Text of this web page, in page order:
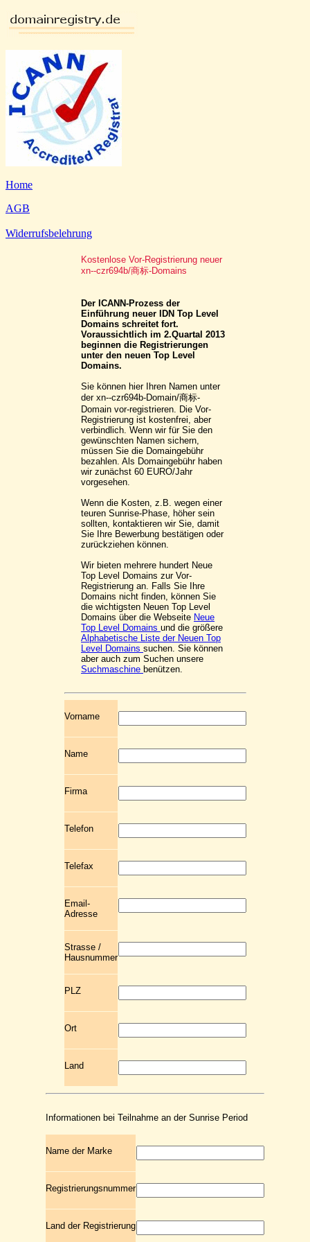
Home
AGB
Widerrufsbelehrung
Kostenlose Vor-Registrierung neuer
xn--czr694b/商标-Domains
Der ICANN-Prozess der
Einführung neuer IDN Top Level
Domains schreitet fort.
Voraussichtlich im 2.Quartal 2013
beginnen die Registrierungen
unter den neuen Top Level
Domains.
Sie können hier Ihren Namen unter
der xn--czr694b-Domain/商标-
Domain vor-registrieren. Die Vor-
Registrierung ist kostenfrei, aber
verbindlich. Wenn wir für Sie den
gewünschten Namen sichern,
müssen Sie die Domaingebühr
bezahlen. Als Domaingebühr haben
wir zunächst 60 EURO/Jahr
vorgesehen.
Wenn die Kosten, z.B. wegen einer
teuren Sunrise-Phase, höher sein
sollten, kontaktieren wir Sie, damit
Sie Ihre Bewerbung bestätigen oder
zurückziehen können.
Wir bieten mehrere hundert Neue
Top Level Domains zur Vor-
Registrierung an. Falls Sie Ihre
Domains nicht finden, können Sie
die wichtigsten Neuen Top Level
Domains über die Webseite Neue
Top Level Domains und die größere
Alphabetische Liste der Neuen Top
Level Domains suchen. Sie können
aber auch zum Suchen unsere
Suchmaschine benützen.
Vorname
Name
Firma
Telefon
Telefax
Email-
Adresse
Strasse /
Hausnummer
PLZ
Ort
Land
Informationen bei Teilnahme an der Sunrise Period
Name der Marke
Registrierungsnummer
Land der Registrierung